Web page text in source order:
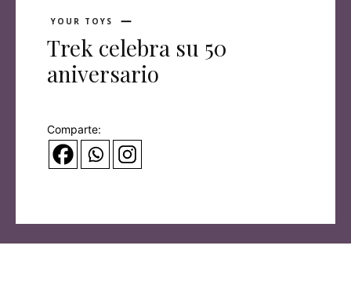
YOUR TOYS
Trek celebra su 50
aniversario
Comparte: